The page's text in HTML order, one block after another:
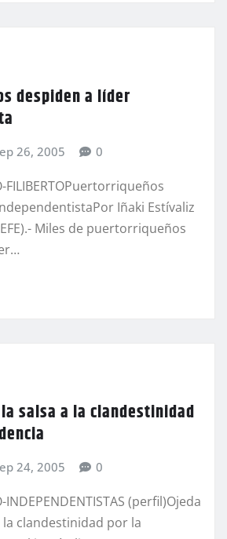
despiden a líder
26, 2005 0
FILIBERTOPuertorriqueños
Iñaki Estívaliz
Miles de puertorriqueños
salsa a la clandestinidad
24, 2005 0
INDEPENDENTISTAS (perfil)Ojeda
la clandestinidad por la